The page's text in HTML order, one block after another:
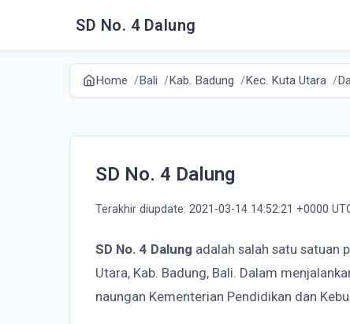
SD No. 4 Dalung
Home Bali Kab. Badung Kec. Kuta Utara
SD No. 4 Dalung
Terakhir diupdate: 2021-03-14 14:52:21 +0000
SD No. 4 Dalung adalah salah satu satuan
Utara, Kab. Badung, Bali. Dalam
naungan Kementerian Pendidikan dan